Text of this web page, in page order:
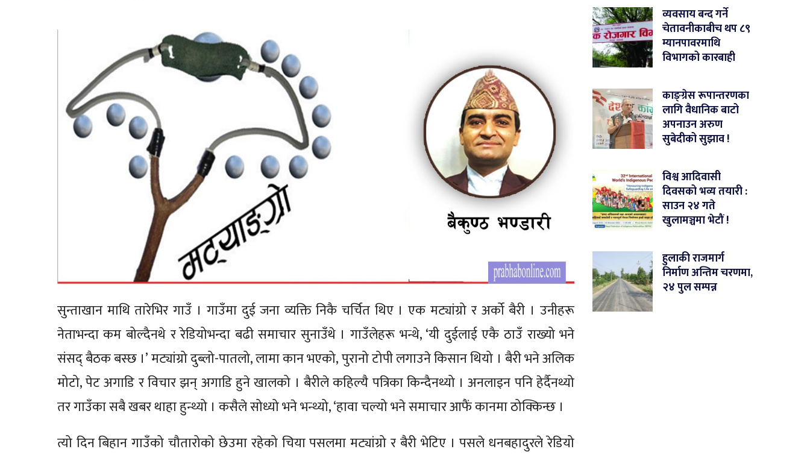
सुन्ताखान माथि तारेभिर गाउँ । गाउँमा दुई जना व्यक्ति निकै चर्चित थिए । एक मट्यांग्रो र अर्को बैरी । उनीहरू
नेताभन्दा कम बोल्दैनथे र रेडियोभन्दा बढी समाचार सुनाउँथे । गाउँलेहरू भन्थे, ‘यी दुईलाई एकै ठाउँ राख्यो भने
संसद् बैठक बस्छ ।’ मट्यांग्रो दुब्लो-पातलो, लामा कान भएको, पुरानो टोपी लगाउने किसान थियो । बैरी भने अलिक
मोटो, पेट अगाडि र विचार झन् अगाडि हुने खालको । बैरीले कहिल्यै पत्रिका किन्दैनथ्यो । अनलाइन पनि हेर्दैनथ्यो
तर गाउँका सबै खबर थाहा हुन्थ्यो । कसैले सोध्यो भने भन्थ्यो, ‘हावा चल्यो भने समाचार आफैं कानमा ठोक्किन्छ ।
त्यो दिन बिहान गाउँको चौतारोको छेउमा रहेको चिया पसलमा मट्यांग्रो र बैरी भेटिए । पसले धनबहादुरले रेडियो
व्यवसाय बन्द गर्ने
चेतावनीकाबीच थप ८९
म्यानपावरमाथि
विभागको कारबाही
काङ्ग्रेस रूपान्तरणका
लागि वैधानिक बाटो
अपनाउन अरुण
सुबेदीको सुझाव !
विश्व आदिवासी
दिवसको भव्य तयारी :
साउन २४ गते
खुलामञ्चमा भेटौं !
हुलाकी राजमार्ग
निर्माण अन्तिम चरणमा,
२४ पुल सम्पन्न